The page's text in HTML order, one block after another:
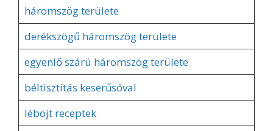
háromszög területe
derékszögű háromszög területe
egyenlő szárú háromszög területe
béltisztítás keserűsóval
léböjt receptek